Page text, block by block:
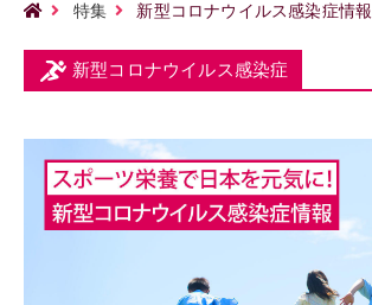
特集 新型コロナウイルス感染症情報
新型コロナウイルス感染症